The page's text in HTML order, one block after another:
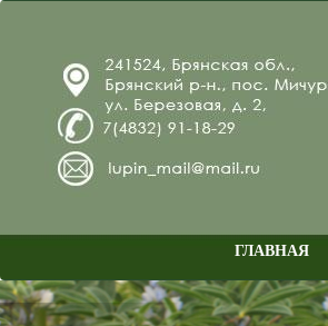
ГЛАВНАЯ
Previous